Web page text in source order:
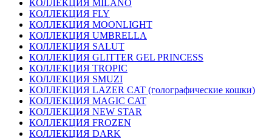
КОЛЛЕКЦИЯ MILANO
КОЛЛЕКЦИЯ FLY
КОЛЛЕКЦИЯ MOONLIGHT
КОЛЛЕКЦИЯ UMBRELLA
КОЛЛЕКЦИЯ SALUT
КОЛЛЕКЦИЯ GLITTER GEL PRINCESS
КОЛЛЕКЦИЯ TROPIC
КОЛЛЕКЦИЯ SMUZI
КОЛЛЕКЦИЯ LAZER CAT (голографические кошки)
КОЛЛЕКЦИЯ MAGIC CAT
КОЛЛЕКЦИЯ NEW STAR
КОЛЛЕКЦИЯ FROZEN
КОЛЛЕКЦИЯ DARK